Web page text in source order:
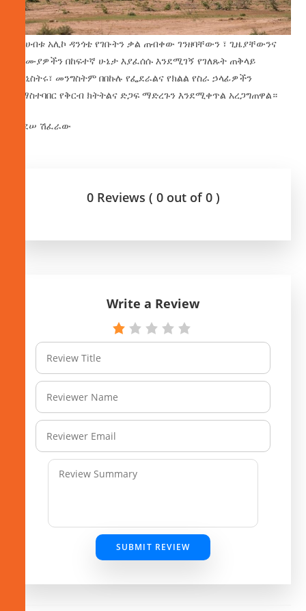
ባለሀብቱ አሊኮ ዳንጎቴ የገቡትን ቃል ጠብቀው ገንዘባቸውን ፣ ጊዜያቸውንና
ባለሙያዎችን በከፍተኛ ሁኔታ እያፈሰሱ እንደሚገኝ የገለጹት ጠቅላይ
ሚኒስትሩ፣ መንግስትም በበኩሉ የፌደራልና የክልል የስራ ኃላፊዎችን
በማስተባበር የቅርብ ክትትልና ድጋፍ ማድረጉን እንደሚቀጥል አረጋግጠዋል።
ታደሠ ሽፈራው
0 Reviews ( 0 out of 0 )
Write a Review
SUBMIT REVIEW